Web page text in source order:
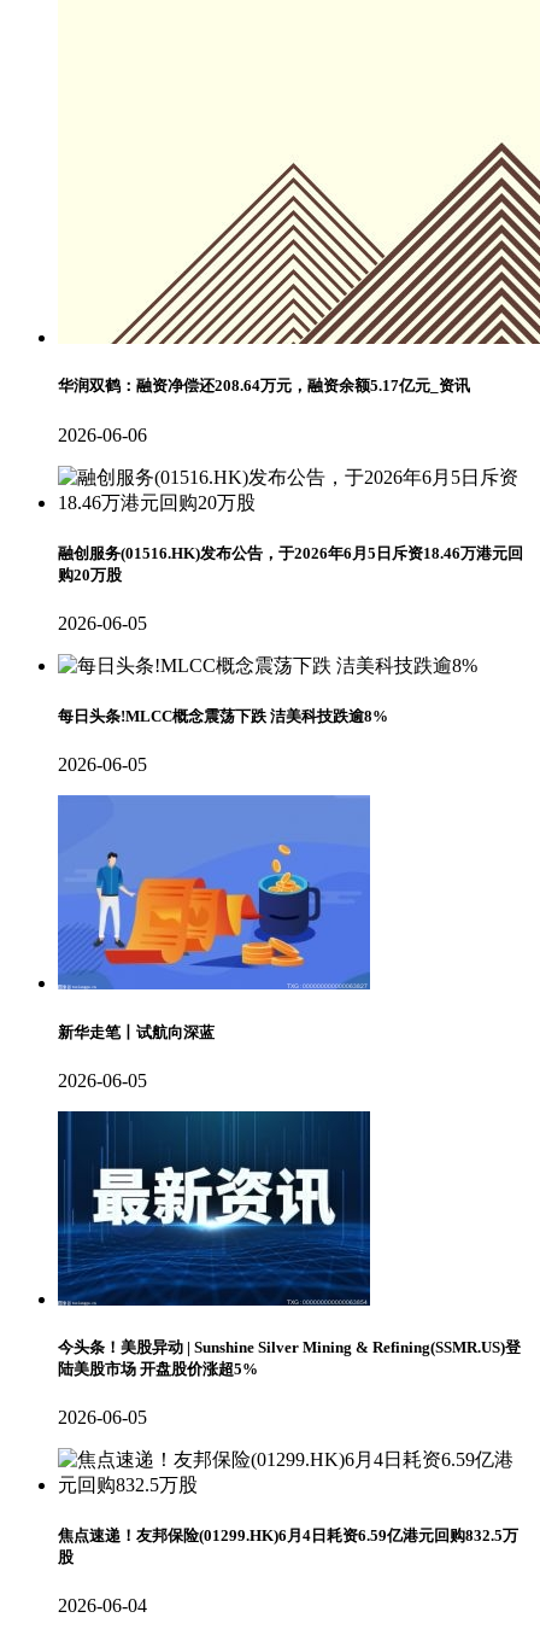
华润双鹤：融资净偿还208.64万元，融资余额5.17亿元_资讯
2026-06-06
融创服务(01516.HK)发布公告，于2026年6月5日斥资18.46万港元回
购20万股
2026-06-05
每日头条!MLCC概念震荡下跌 洁美科技跌逾8%
2026-06-05
新华走笔丨试航向深蓝
2026-06-05
今头条！美股异动 | Sunshine Silver Mining & Refining(SSMR.US)登
陆美股市场 开盘股价涨超5%
2026-06-05
焦点速递！友邦保险(01299.HK)6月4日耗资6.59亿港元回购832.5万
股
2026-06-04